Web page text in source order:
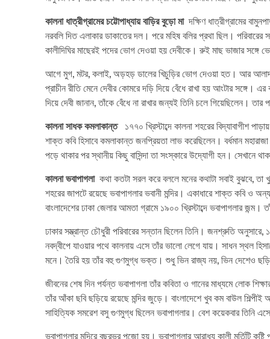
কালনা ধাত্রীগ্রামের চট্টোপাধ্যায় বাড়ির বুড়ো মাদক্ষিণ ধাত্রীগ্রামের
নরবলি দিত এলাকার ডাকাতের দল। পরে মহিষ বলির প্রথা ছিল।
কালীদিঘির মাছেরই পদের ভোগ দেওয়া হয় দেবীকে। রুই মাছ ভাজার সঙ্গে
আগে মুগ, মটর, কলাই, অড়হড় ডালের খিচুড়ির ভোগ দেওয়া হত। আর আলাদা
প্রাচীন রীতি মেনে দেবীর কোমরে দড়ি দিয়ে বেঁধে রাখা হয় আংটার সঙ্গে।
দিয়ে দেবী জানান, তাঁকে বেঁধে না রাখার জন্যই তিনি চলে গিয়েছিলেন।
কালনা সাধক কমলাকান্ত১৭৭০ খ্রিস্টাব্দে কালনা শহরের বিদ্যাবাগীশ
শাক্ত কবি হিসাবে কমলাকান্ত জনপ্রিয়তা লাভ করেছিলেন। বর্ধমান
পড়ে থাকার পর স্থানীয় কিছু বাসিন্দা তা সংস্কারে উদ্যোগী হন। সেখানে
কালনা ভবাপাগলাকথা কতটা সরল করে বললে মনের কথাটা সবাই বুঝবে, তা
শহরের জাপটে রয়েছে ভবাপাগলার ভবানী মন্দির। একাধারে শাক্ত কবি ও
বাংলাদেশের ঢাকা জেলার আমতা গ্রামে ১৯০০ খ্রিস্টাব্দে ভবাপাগলার
ঢাকার সম্ভ্রান্ত চৌধুরী পরিবারের সন্তান ছিলেন তিনি। জনশ্রুতি
নবদ্বীপে যাওয়ার পথে কালনায় এসে তাঁর ভালো লেগে যায়। সাধন স্থল
মনে। তৈরি হয় তাঁর বহু গুণমুগ্ধ ভক্ত। শুধু ভিন রাজ্য নয়, ভিন দেশেও
জীবনের শেষ দিন পর্যন্ত ভবাপাগলা তাঁর কবিতা ও গানের মাধ্যমে লোক
তাঁর আঁকা ছবি ছড়িয়ে রয়েছে মন্দির জুড়ে। বাংলাদেশে খুব কম বাউল
সাহিত্যিক সমরেশ বসু গুণমুগ্ধ ছিলেন ভবাপাগলার। বেশ কয়েকবার তিনি
ভবাপাগলার মন্দিরে বছরভর পুজো হয়। ভবাপাগলার আরাধ্য কালী মূর্তিটি